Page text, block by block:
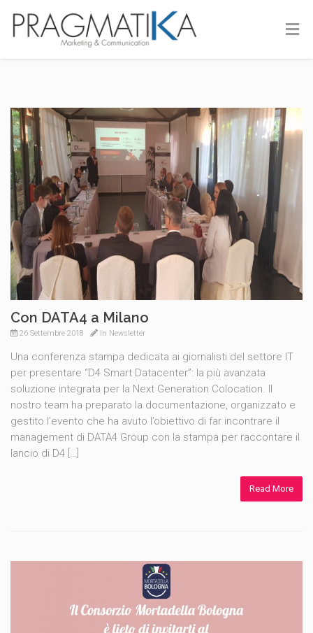
Con DATA4 a Milano
26 Settembre 2018 In Newsletter
Una conferenza stampa dedicata ai giornalisti del settore IT
per presentare “D4 Smart Datacenter”: la più avanzata
soluzione integrata per la Next Generation Colocation. Il
nostro team ha preparato la documentazione, organizzato e
gestito l’evento che ha avuto l’obiettivo di far incontrare il
management di DATA4 Group con la stampa per raccontare il
lancio di D4 […]
Read More